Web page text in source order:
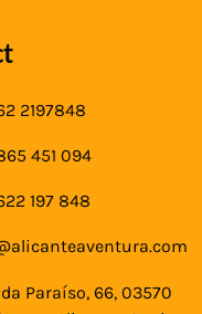
2197848
451 094
197 848
Paraíso, 66, 03570